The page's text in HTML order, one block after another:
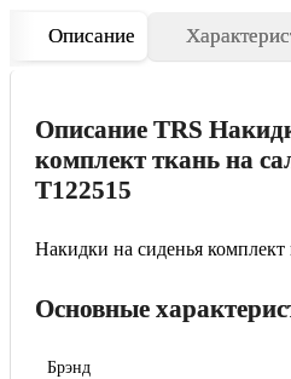
Описание
Описание TRS
комплект ткань на
T122515
Накидки на сиденья комплект
Основные
Брэнд